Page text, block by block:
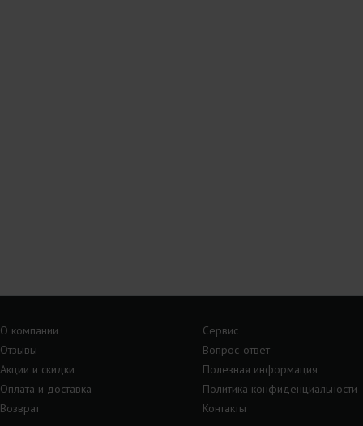
О компании
Сервис
Отзывы
Вопрос-ответ
Акции и скидки
Полезная информация
Оплата и доставка
Политика конфиденциальности
Возврат
Контакты